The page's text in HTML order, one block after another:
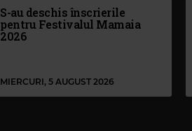
S-au deschis înscrierile
pentru Festivalul Mamaia
2026
MIERCURI, 5 AUGUST 2026